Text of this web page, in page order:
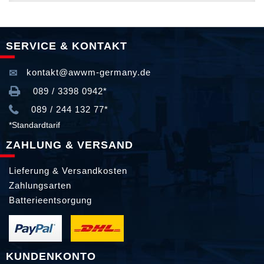
SERVICE & KONTAKT
kontakt@awwm-germany.de
089 / 3398 0942*
089 / 244 132 77*
*Standardtarif
ZAHLUNG & VERSAND
Lieferung & Versandkosten
Zahlungsarten
Batterieentsorgung
KUNDENKONTO